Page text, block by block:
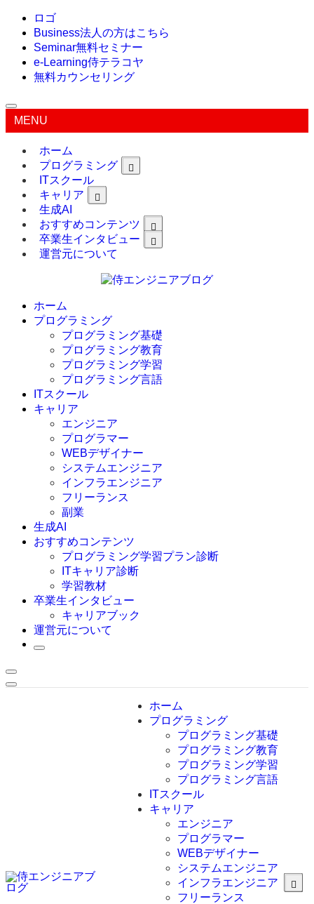
ロゴ
Business法人の方はこちら
Seminar無料セミナー
e-Learning侍テラコヤ
無料カウンセリング
MENU
ホーム
プログラミング
ITスクール
キャリア
生成AI
おすすめコンテンツ
卒業生インタビュー
運営元について
ホーム
プログラミング
プログラミング基礎
プログラミング教育
プログラミング学習
プログラミング言語
C言語
C#
VBA
Go言語
Kotlin
Java
JavaScript
Swift
Ruby
その他言語
ITスクール
キャリア
エンジニア
プログラマー
WEBデザイナー
システムエンジニア
インフラエンジニア
フリーランス
副業
生成AI
おすすめコンテンツ
プログラミング学習プラン診断
ITキャリア診断
学習教材
卒業生インタビュー
キャリアブック
運営元について
ホーム
プログラミング
プログラミング基礎
プログラミング教育
プログラミング学習
プログラミング言語
C言語
C#
VBA
Go言語
Kotlin
Java
JavaScript
ITスクール
キャリア
エンジニア
プログラマー
WEBデザイナー
システムエンジニア
インフラエンジニア
フリーランス